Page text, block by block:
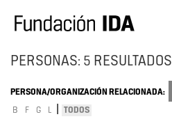
PERSONAS: 5 RESULTADOS
PERSONA/ORGANIZACIÓN RELACIONADA:
B F G L TODOS